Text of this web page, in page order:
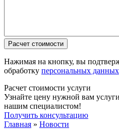
Нажимая на кнопку, вы
обработку персональных данных
Расчет стоимости услуги
Узнайте цену нужной вам
нашим специалистом!
Получить консультацию
Главная » Новости